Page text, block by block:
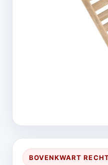
BOVENKWART